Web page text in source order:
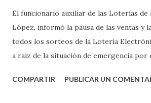
El funcionario auxiliar de las Loterías de
López, informó la pausa de las ventas y
todos los sorteos de la Lotería
a raíz de la situación de emergencia por
proteger la salud de nuestros
COMPARTIR PUBLICAR UN